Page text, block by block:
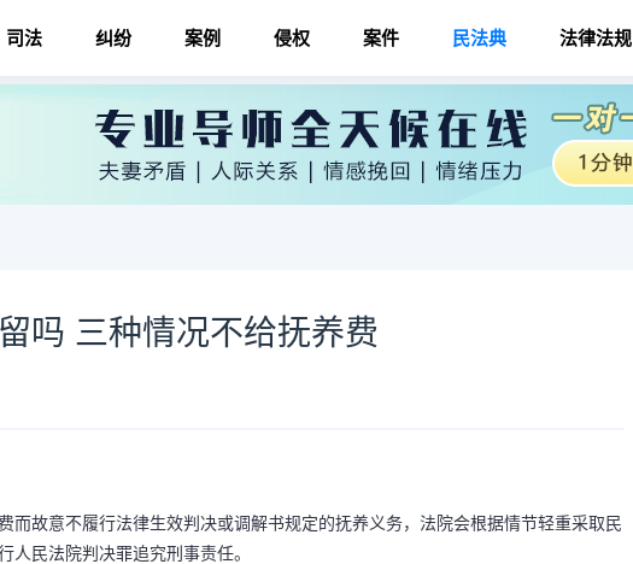
司法 纠纷 案例 侵权 案件 民法典 法律法规
吗 三种情况不给抚养费
而故意不履行法律生效判决或调解书规定的抚养义务，法院会根据情节轻重采取民
人民法院判决罪追究刑事责任。